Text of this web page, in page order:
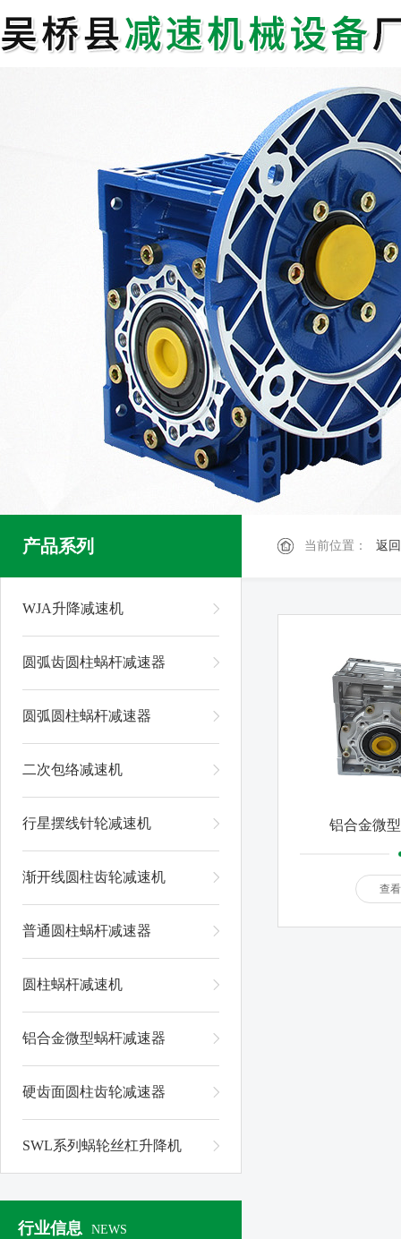
当前位置： 返
产品系列
WJA升降减速机
圆弧齿圆柱蜗杆减速器
圆弧圆柱蜗杆减速器
二次包络减速机
行星摆线针轮减速机
渐开线圆柱齿轮减速机
普通圆柱蜗杆减速器
圆柱蜗杆减速机
铝合金微型蜗杆减速器
硬齿面圆柱齿轮减速器
SWL系列蜗轮丝杠升降机
行业信息 NEWS
铝合金微
查